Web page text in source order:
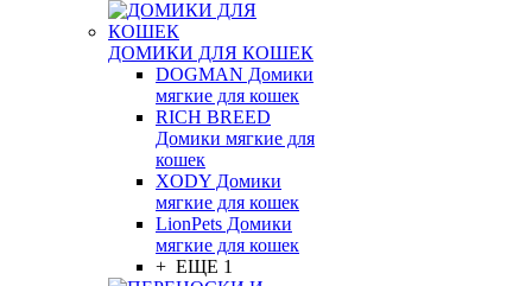
ДОМИКИ ДЛЯ КОШЕК
DOGMAN Домики
мягкие для кошек
RICH BREED
Домики мягкие для
кошек
XODY Домики
мягкие для кошек
LionPets Домики
мягкие для кошек
+ ЕЩЕ 1